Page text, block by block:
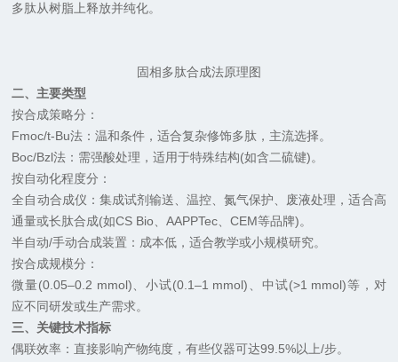
多肽从树脂上释放并纯化。
固相多肽合成法原理图
二、主要类型
按合成策略分：
Fmoc/t-Bu法：温和条件，适合复杂修饰多肽，主流选择。
Boc/Bzl法：需强酸处理，适用于特殊结构(如含二硫键)。
按自动化程度分：
全自动合成仪：集成试剂输送、温控、氮气保护、废液处理，适合高
通量或长肽合成(如CS Bio、AAPPTec、CEM等品牌)。
半自动/手动合成装置：成本低，适合教学或小规模研究。
按合成规模分：
微量(0.05–0.2 mmol)、小试(0.1–1 mmol)、中试(>1 mmol)等，对
应不同研发或生产需求。
三、关键技术指标
偶联效率：直接影响产物纯度，有些仪器可达99.5%以上/步。